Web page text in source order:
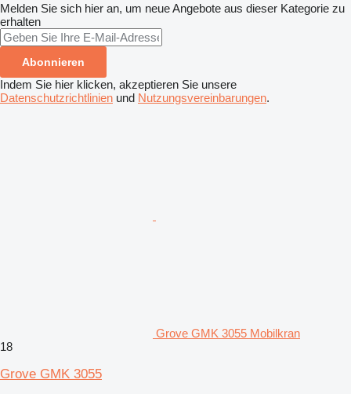
Melden Sie sich hier an, um neue Angebote aus dieser Kategorie zu
erhalten
Abonnieren
Indem Sie hier klicken, akzeptieren Sie unsere
Datenschutzrichtlinien und Nutzungsvereinbarungen.
Grove GMK 3055 Mobilkran
18
Grove GMK 3055